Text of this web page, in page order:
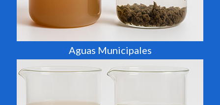
Aguas Municipales